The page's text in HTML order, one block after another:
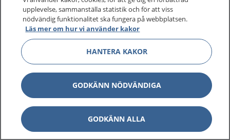
upplevelse, sammanställa statistik och för att viss
nödvändig funktionalitet ska fungera på webbplatsen.
Läs mer om hur vi använder kakor
HANTERA KAKOR
GODKÄNN NÖDVÄNDIGA
GODKÄNN ALLA